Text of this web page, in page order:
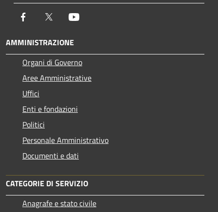
Facebook Twitter
AMMINISTRAZIONE
Organi di Governo
Aree Amministrative
Uffici
Enti e fondazioni
Politici
Personale Amministrativo
Documenti e dati
CATEGORIE DI SERVIZIO
Anagrafe e stato civile